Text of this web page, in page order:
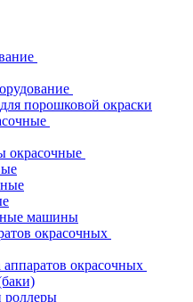
порошковой окраски
окрасочные
машины
окрасочных
аппаратов окрасочных
роллеры